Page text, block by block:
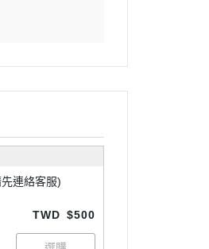
連絡客服)
TWD $500